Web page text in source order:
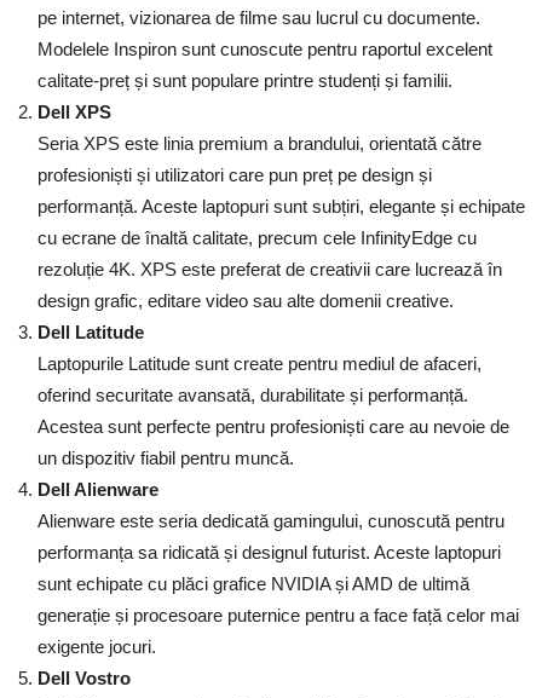
pe internet, vizionarea de filme sau lucrul cu documente.
Modelele Inspiron sunt cunoscute pentru raportul excelent
calitate-preț și sunt populare printre studenți și familii.
Dell XPS
Seria XPS este linia premium a brandului, orientată către
profesioniști și utilizatori care pun preț pe design și
performanță. Aceste laptopuri sunt subțiri, elegante și echipate
cu ecrane de înaltă calitate, precum cele InfinityEdge cu
rezoluție 4K. XPS este preferat de creativii care lucrează în
design grafic, editare video sau alte domenii creative.
Dell Latitude
Laptopurile Latitude sunt create pentru mediul de afaceri,
oferind securitate avansată, durabilitate și performanță.
Acestea sunt perfecte pentru profesioniști care au nevoie de
un dispozitiv fiabil pentru muncă.
Dell Alienware
Alienware este seria dedicată gamingului, cunoscută pentru
performanța sa ridicată și designul futurist. Aceste laptopuri
sunt echipate cu plăci grafice NVIDIA și AMD de ultimă
generație și procesoare puternice pentru a face față celor mai
exigente jocuri.
Dell Vostro